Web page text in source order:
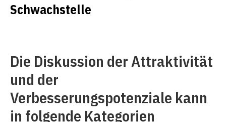
Schwachstelle
Die Diskussion der Attraktivität
und der
Verbesserungspotenziale kann
in folgende Kategorien